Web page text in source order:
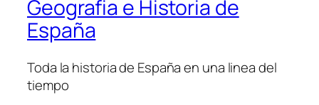
Geografia e Historia de
España
Toda la historia de España en una linea del
tiempo